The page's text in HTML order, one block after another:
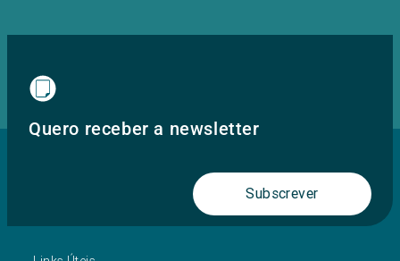
Quero receber a newsletter
Subscrever